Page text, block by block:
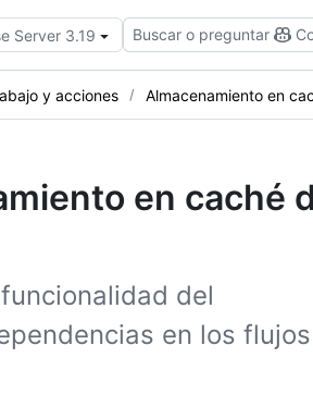
Server 3.19 Buscar o preguntar
y acciones Almacenamiento en
en caché
del
en los